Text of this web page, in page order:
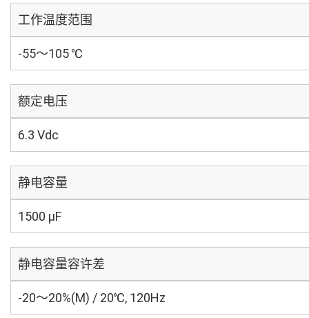
工作温度范围
-55～105 ℃
额定电压
6.3 Vdc
静电容量
1500 µF
静电容量容许差
-20～20%(M) / 20℃, 120Hz